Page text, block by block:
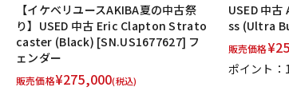
【イケベリユースAKIBA夏の中古祭
り】USED 中古 Eric Clapton Strato
caster (Black) [SN.US1677627] フ
ェンダー
販売価格¥275,000(税込)
USED 中
ss (Ultra
販売価格¥
ポイント：